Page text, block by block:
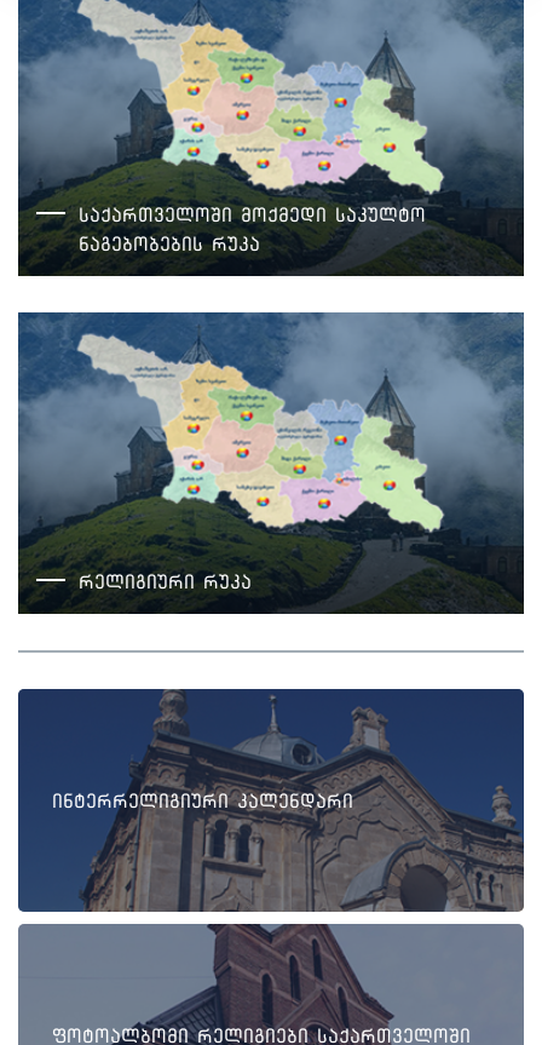
საქართველოში მოქმედი საკულტო
ნაგებობების რუკა
რელიგიური რუკა
ინტერრელიგიური კალენდარი
ფოტოალბომი რელიგიები საქართველოში